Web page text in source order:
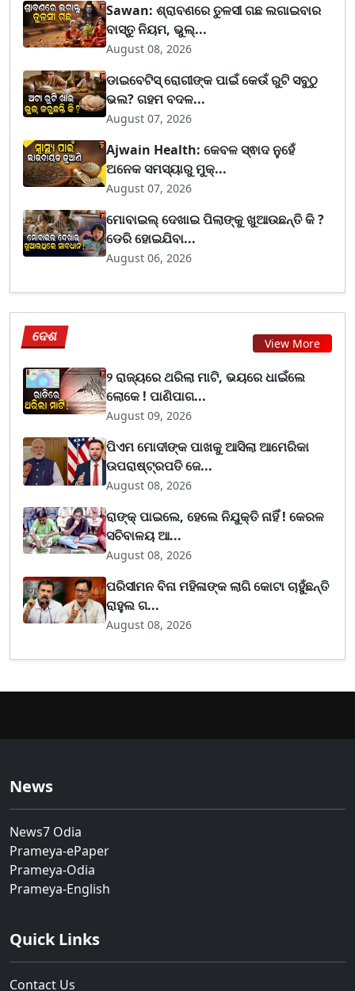
Sawan: ଶ୍ରାବଣରେ ତୁଳସୀ ଗଛ ଲଗାଇବାର
ବାସ୍ତୁ ନିୟମ, ଭୁଲ୍...
August 08, 2026
ଡାଇବେଟିସ୍ ରୋଗୀଙ୍କ ପାଇଁ କେଉଁ ରୁଟି ସବୁଠୁ
ଭଲ? ଗହମ ବଦଳ...
August 07, 2026
Ajwain Health: କେବଳ ସ୍ଵାଦ ନୁହେଁ
ଅନେକ ସମସ୍ୟାରୁ ମୁକ୍...
August 07, 2026
ମୋବାଇଲ୍ ଦେଖାଇ ପିଲାଙ୍କୁ ଖୁଆଉଛନ୍ତି କି ?
ଡେରି ହୋଇଯିବା...
August 06, 2026
ଦେଶ View More
୨ ରାଜ୍ୟରେ ଥରିଲା ମାଟି, ଭୟରେ ଧାଇଁଲେ
ଲୋକେ ! ପାଣିପାଗ...
August 09, 2026
ପିଏମ ମୋଦୀଙ୍କ ପାଖକୁ ଆସିଲା ଆମେରିକା
ଉପରାଷ୍ଟ୍ରପତି ଜେ...
August 08, 2026
ରାଙ୍କ୍ ପାଇଲେ, ହେଲେ ନିଯୁକ୍ତି ନାହିଁ ! କେରଳ
ସଚିବାଳୟ ଆ...
August 08, 2026
ପରିସୀମନ ବିନା ମହିଳାଙ୍କ ଲାଗି କୋଟା ଚାହୁଁଛନ୍ତି
ରାହୁଲ ଗ...
August 08, 2026
News
News7 Odia
Prameya-ePaper
Prameya-Odia
Prameya-English
Quick Links
Contact Us